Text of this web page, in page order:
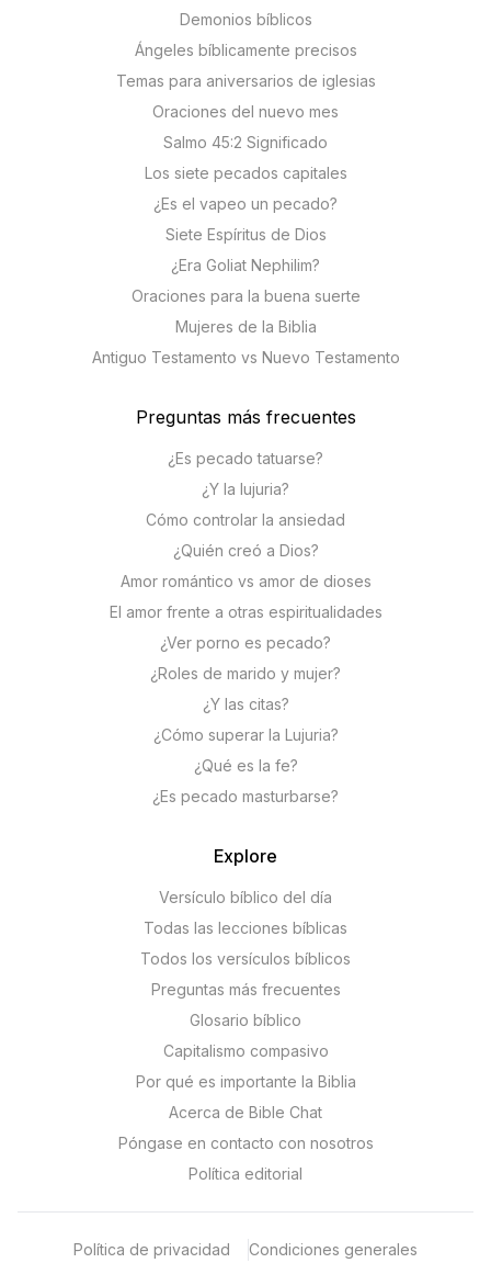
Demonios bíblicos
Ángeles bíblicamente precisos
Temas para aniversarios de iglesias
Oraciones del nuevo mes
Salmo 45:2 Significado
Los siete pecados capitales
¿Es el vapeo un pecado?
Siete Espíritus de Dios
¿Era Goliat Nephilim?
Oraciones para la buena suerte
Mujeres de la Biblia
Antiguo Testamento vs Nuevo Testamento
Preguntas más frecuentes
¿Es pecado tatuarse?
¿Y la lujuria?
Cómo controlar la ansiedad
¿Quién creó a Dios?
Amor romántico vs amor de dioses
El amor frente a otras espiritualidades
¿Ver porno es pecado?
¿Roles de marido y mujer?
¿Y las citas?
¿Cómo superar la Lujuria?
¿Qué es la fe?
¿Es pecado masturbarse?
Explore
Versículo bíblico del día
Todas las lecciones bíblicas
Todos los versículos bíblicos
Preguntas más frecuentes
Glosario bíblico
Capitalismo compasivo
Por qué es importante la Biblia
Acerca de Bible Chat
Póngase en contacto con nosotros
Política editorial
Política de privacidad Condiciones generales